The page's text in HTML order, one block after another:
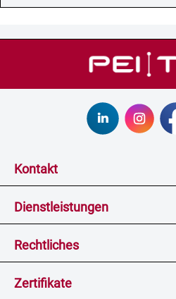
Kontakt
Dienstleistungen
Rechtliches
Zertifikate